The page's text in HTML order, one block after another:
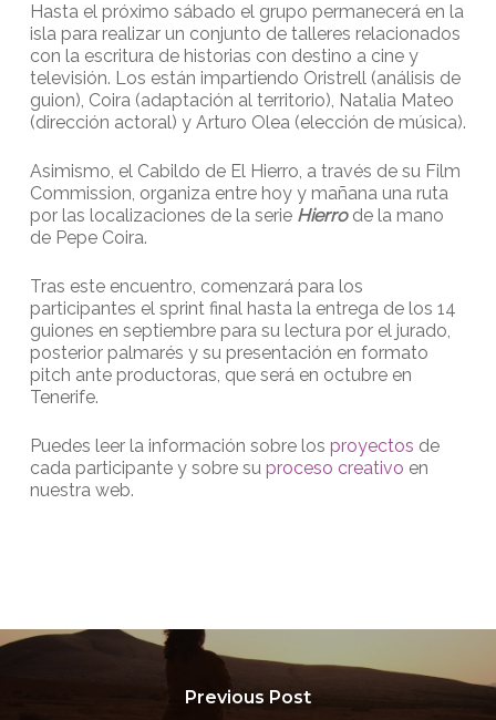
Hasta el próximo sábado el grupo permanecerá en la
isla para realizar un conjunto de talleres relacionados
con la escritura de historias con destino a cine y
televisión. Los están impartiendo Oristrell (análisis de
guion), Coira (adaptación al territorio), Natalia Mateo
(dirección actoral) y Arturo Olea (elección de música).
Asimismo, el Cabildo de El Hierro, a través de su Film
Commission, organiza entre hoy y mañana una ruta
por las localizaciones de la serie Hierro de la mano
de Pepe Coira.
Tras este encuentro, comenzará para los
participantes el sprint final hasta la entrega de los 14
guiones en septiembre para su lectura por el jurado,
posterior palmarés y su presentación en formato
pitch ante productoras, que será en octubre en
Tenerife.
Puedes leer la información sobre los proyectos de
cada participante y sobre su proceso creativo en
nuestra web.
Previous Post